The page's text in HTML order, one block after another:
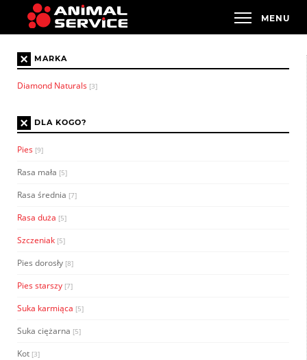
× MARKA
Diamond Naturals [3]
× DLA KOGO?
Pies [9]
Rasa mała [5]
Rasa średnia [7]
Rasa duża [5]
Szczeniak [5]
Pies dorosły [8]
Pies starszy [7]
Suka karmiąca [5]
Suka ciężarna [5]
Kot [3]